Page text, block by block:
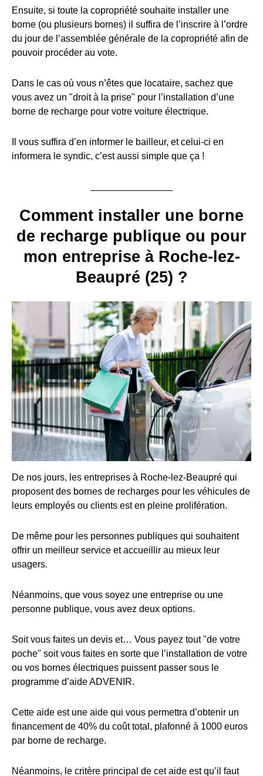
Ensuite, si toute la copropriété souhaite installer une
borne (ou plusieurs bornes) il suffira de l’inscrire à l’ordre
du jour de l’assemblée générale de la copropriété afin de
pouvoir procéder au vote.
Dans le cas où vous n’êtes que locataire, sachez que
vous avez un "droit à la prise" pour l’installation d’une
borne de recharge pour votre voiture électrique.
Il vous suffira d’en informer le bailleur, et celui-ci en
informera le syndic, c’est aussi simple que ça !
Comment installer une borne
de recharge publique ou pour
mon entreprise à Roche-lez-
Beaupré (25) ?
De nos jours, les entreprises à Roche-lez-Beaupré qui
proposent des bornes de recharges pour les véhicules de
leurs employés ou clients est en pleine prolifération.
De même pour les personnes publiques qui souhaitent
offrir un meilleur service et accueillir au mieux leur
usagers.
Néanmoins, que vous soyez une entreprise ou une
personne publique, vous avez deux options.
Soit vous faites un devis et… Vous payez tout "de votre
poche" soit vous faites en sorte que l’installation de votre
ou vos bornes électriques puissent passer sous le
programme d’aide ADVENIR.
Cette aide est une aide qui vous permettra d’obtenir un
financement de 40% du coût total, plafonné à 1000 euros
par borne de recharge.
Néanmoins, le critère principal de cet aide est qu’il faut